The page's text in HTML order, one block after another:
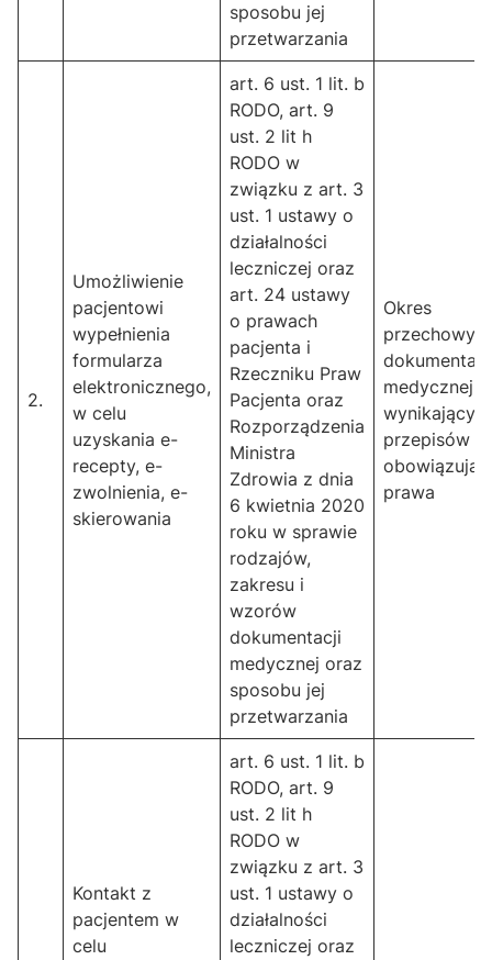
sposobu jej
przetwarzania
2.
Umożliwienie
pacjentowi
wypełnienia
formularza
elektronicznego,
w celu
uzyskania e-
recepty, e-
zwolnienia, e-
skierowania
art. 6 ust. 1 lit. b
RODO, art. 9
ust. 2 lit h
RODO w
związku z art. 3
ust. 1 ustawy o
działalności
leczniczej oraz
art. 24 ustawy
o prawach
pacjenta i
Rzeczniku Praw
Pacjenta oraz
Rozporządzenia
Ministra
Zdrowia z dnia
6 kwietnia 2020
roku w sprawie
rodzajów,
zakresu i
wzorów
dokumentacji
medycznej oraz
sposobu jej
przetwarzania
Okres
medycznej
wynikający z
przepisów
prawa
Kontakt z
pacjentem w
celu
art. 6 ust. 1 lit. b
RODO, art. 9
ust. 2 lit h
RODO w
związku z art. 3
ust. 1 ustawy o
działalności
leczniczej oraz